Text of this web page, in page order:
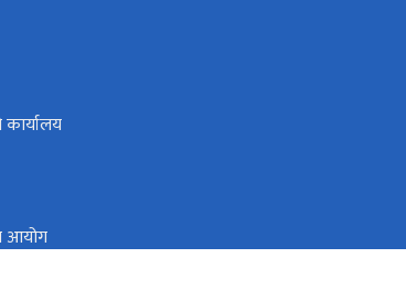
कार्यालय
आयोग